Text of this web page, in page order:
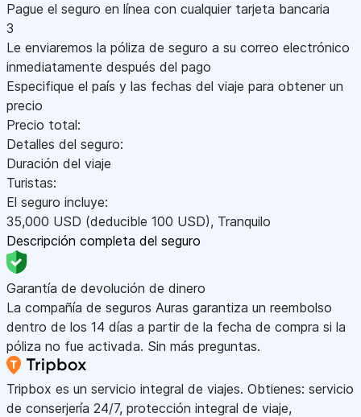
Pague el seguro en línea con cualquier tarjeta bancaria
3
Le enviaremos la póliza de seguro a su correo electrónico
inmediatamente después del pago
Especifique el país y las fechas del viaje para obtener un
precio
Precio total:
Detalles del seguro:
Duración del viaje
Turistas:
El seguro incluye:
35,000 USD (deducible 100 USD), Tranquilo
Descripción completa del seguro
Garantía de devolución de dinero
La compañía de seguros Auras garantiza un reembolso
dentro de los 14 días a partir de la fecha de compra si la
póliza no fue activada. Sin más preguntas.
Tripbox es un servicio integral de viajes. Obtienes: servicio
de conserjería 24/7, protección integral de viaje,